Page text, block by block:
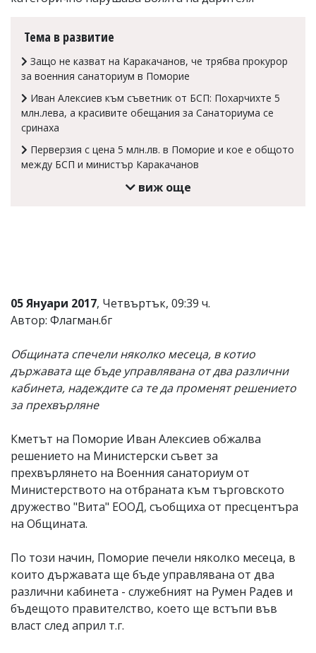
статиите
въвеждат
читателите
редакцията
отговорност
Тема в развитие
Защо не казват на Каракачанов, че трябва прокурор
за военния санаториум в Поморие
Иван Алексиев към съветник от БСП: Похарчихте 5
млн.лева, а красивите обещания за Санаториума се
сринаха
Перверзия с цена 5 млн.лв. в Поморие и кое е общото
между БСП и министър Каракачанов
виж още
05 Януари 2017, Четвъртък, 09:39 ч.
Автор: Флагман.бг
Общината спечели няколко месеца, в котио
държавата ще бъде управлявана от два различни
кабинета, надеждите са те да променят решението
за прехвърляне
Кметът на Поморие Иван Алексиев обжалва
решението на Министерски съвет за
прехвърлянето на Военния санаториум от
Министерството на отбраната към търговското
дружество "Вита" ЕООД, съобщиха от пресцентъра
на Общината.
По този начин, Поморие печели няколко месеца, в
които държавата ще бъде управлявана от два
различни кабинета - служебният на Румен Радев и
бъдещото правителство, което ще встъпи във
власт след април т.г.